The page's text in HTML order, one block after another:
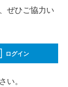
ぜひご協力い
ログイン
。